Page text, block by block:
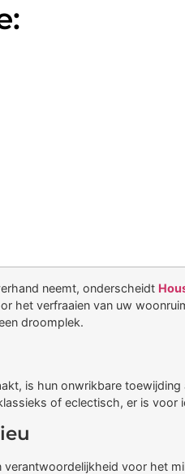
neemt, onderscheidt
het verfraaien van uw
droomplek.
is hun onwrikbare
of eclectisch, er is
voor het